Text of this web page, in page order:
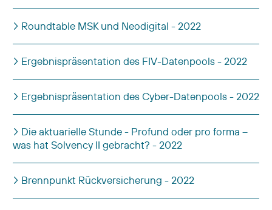
Roundtable MSK und Neodigital - 2022
Ergebnispräsentation des FIV-Datenpools - 2022
Ergebnispräsentation des Cyber-Datenpools - 2022
Die aktuarielle Stunde - Profund oder pro forma –
was hat Solvency II gebracht? - 2022
Brennpunkt Rückversicherung - 2022